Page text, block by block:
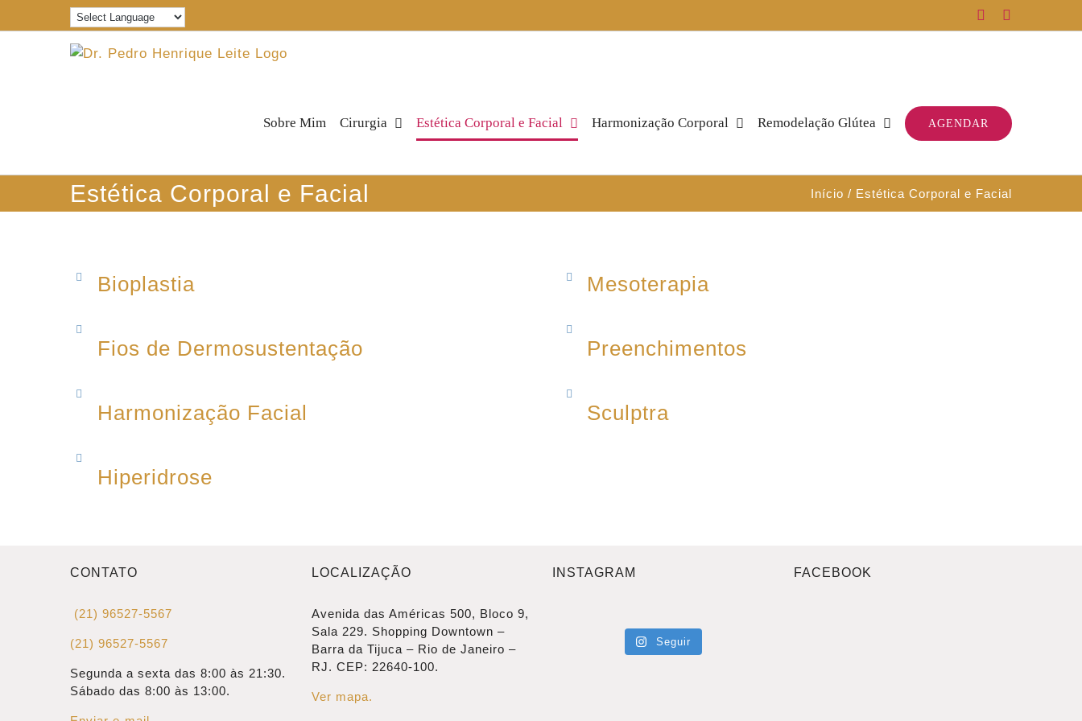
para
Facebook
Sobre Mim Cirurgia Estética Corporal e Facial Harmonização Corporal Remodelação Glútea AGENDAR
Estética Corporal e Facial Início Estética Corporal e Facial
Bioplastia
Fios de Dermosustentação
Harmonização Facial
Hiperidrose
Mesoterapia
Preenchimentos
Sculptra
CONTATO
(21) 96527-5567
(21) 96527-5567
Segunda a sexta das 8:00 às 21:30.
Sábado das 8:00 às 13:00.
LOCALIZAÇÃO
Avenida das Américas 500, Bloco 9,
Sala 229. Shopping Downtown –
Barra da Tijuca – Rio de Janeiro –
RJ. CEP: 22640-100.
Ver mapa.
INSTAGRAM
Seguir
FACEBOOK